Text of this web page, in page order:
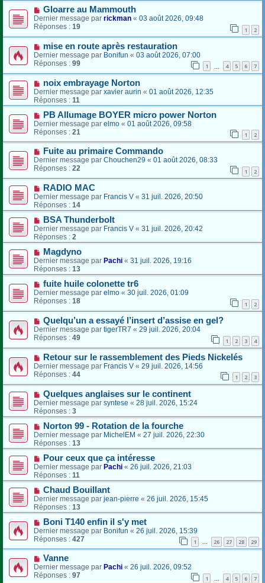
Gloarre au Mammouth
Dernier message par rickman « 03 août 2026, 09:48
Réponses : 19 1 2
mise en route après restauration
Dernier message par Bonifun « 03 août 2026, 07:00
Réponses : 99 1 4 5 6 7
noix embrayage Norton
Dernier message par xavier aurin « 01 août 2026, 12:35
Réponses : 11
PB Allumage BOYER micro power Norton
Dernier message par elmo « 01 août 2026, 09:58
Réponses : 21 1 2
Fuite au primaire Commando
Dernier message par Chouchen29 « 01 août 2026, 08:33
Réponses : 22 1 2
RADIO MAC
Dernier message par Francis V « 31 juil. 2026, 20:50
Réponses : 14
BSA Thunderbolt
Dernier message par Francis V « 31 juil. 2026, 20:42
Réponses : 2
Magdyno
Dernier message par Pachi « 31 juil. 2026, 19:16
Réponses : 13
fuite huile colonette tr6
Dernier message par elmo « 30 juil. 2026, 01:09
Réponses : 18 1 2
Quelqu’un a essayé l’insert d’assise en gel?
Dernier message par tigerTR7 « 29 juil. 2026, 20:04
Réponses : 49 1 2 3 4
Retour sur le rassemblement des Pieds Nickelés
Dernier message par Francis V « 29 juil. 2026, 14:56
Réponses : 44 1 2 3
Quelques anglaises sur le continent
Dernier message par syntese « 28 juil. 2026, 15:24
Réponses : 3
Norton 99 - Rotation de la fourche
Dernier message par MichelEM « 27 juil. 2026, 22:30
Réponses : 13
Pour ceux que ça intéresse
Dernier message par Pachi « 26 juil. 2026, 21:03
Réponses : 11
Chaud Bouillant
Dernier message par jean-pierre « 26 juil. 2026, 15:45
Réponses : 13
Boni T140 enfin il s'y met
Dernier message par Bonifun « 26 juil. 2026, 15:39
Réponses : 427 1 … 26 27 28 29
Vanne
Dernier message par Pachi « 26 juil. 2026, 09:52
Réponses : 97 1 … 4 5 6 7